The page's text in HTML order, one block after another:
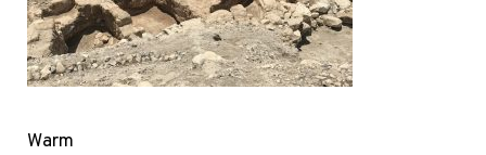
Warm